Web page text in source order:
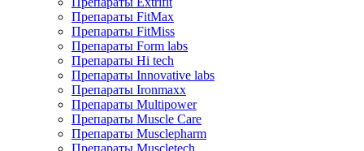
Препараты FitMax
Препараты FitMiss
Препараты Form labs
Препараты Hi tech
Препараты Innovative labs
Препараты Ironmaxx
Препараты Multipower
Препараты Muscle Care
Препараты Musclepharm
Препараты Muscletech